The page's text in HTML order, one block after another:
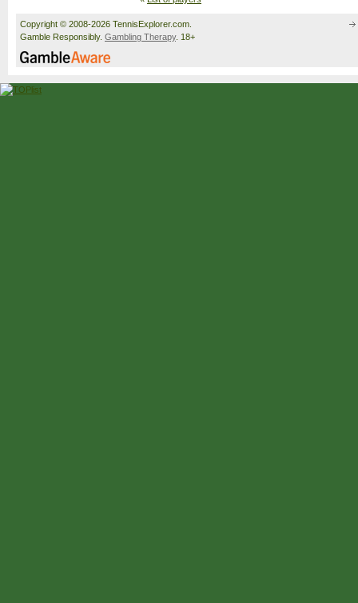
Copyright © 2008-2026 TennisExplorer.com.
Gamble Responsibly. Gambling Therapy. 18+